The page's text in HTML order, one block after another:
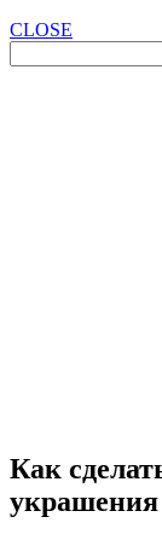
CLOSE
Как
украшения